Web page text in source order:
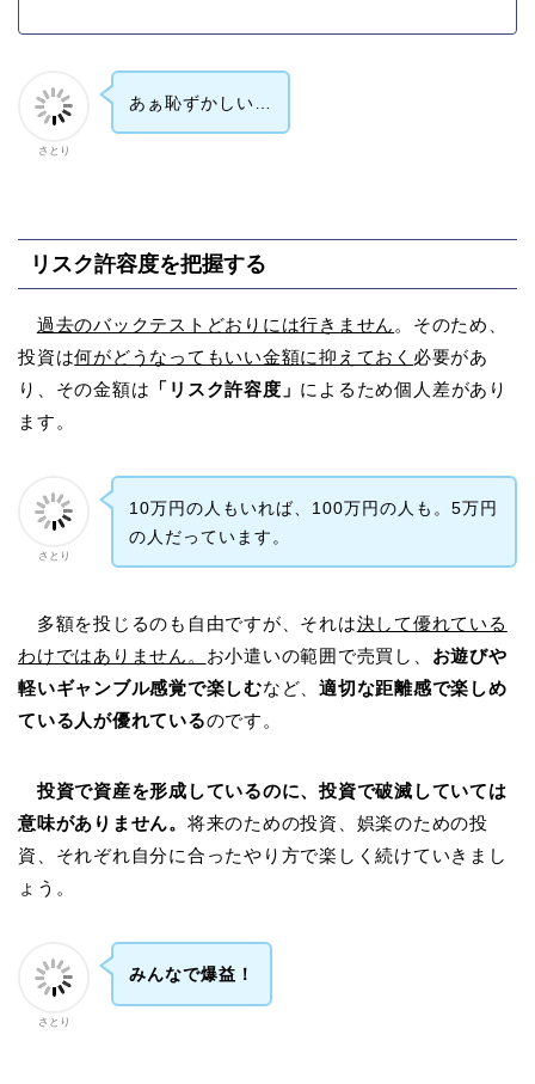
さとり
あぁ恥ずかしい…
リスク許容度を把握する
過去のバックテストどおりには行きません 。そのため、
投資は何がどうなってもいい金額に抑えておく 必要があ
り、その金額は 「リスク許容度」 によるため個人差があり
ます。
さとり
10万円の人もいれば、100万円の人も。5万円
の人だっています。
多額を投じるのも自由ですが、それは決して優れている
わけではありません。 お小遣いの範囲で売買し、 お遊びや
軽いギャンブル感覚で楽しむなど、適切な距離感で楽しめ
ている人が優れているのです。
投資で資産を形成しているのに、投資で破滅していては
意味がありません。 将来のための投資、娯楽のための投
資、それぞれ自分に合ったやり方で楽しく続けていきまし
ょう。
さとり
みんなで爆益！